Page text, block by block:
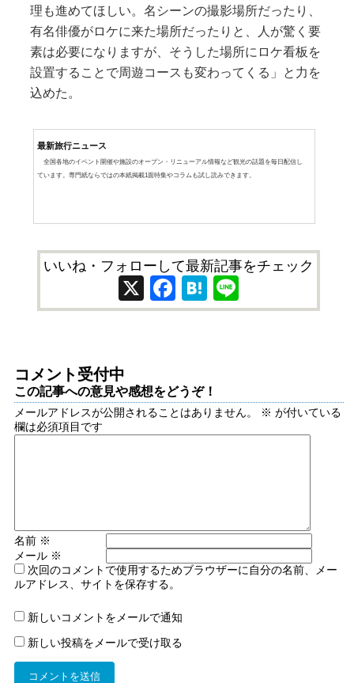
理も進めてほしい。名シーンの撮影場所だったり、
有名俳優がロケに来た場所だったりと、人が驚く要
素は必要になりますが、そうした場所にロケ看板を
設置することで周遊コースも変わってくる」と力を
込めた。
最新旅行ニュース
全国各地のイベント開催や施設のオープン・リニューアル情報など観光の話題を毎日配信し
ています。専門紙ならではの本紙掲載1面特集やコラムも試し読みできます。
いいね・フォローして最新記事をチェック
X Facebook
Hatena
コメント受付中
この記事への意見や感想をどうぞ！
メールアドレスが公開されることはありません。 ※ が付いている
欄は必須項目です
名前 ※
メール ※
次回のコメントで使用するためブラウザーに自分の名前、メー
ルアドレス、サイトを保存する。
新しいコメントをメールで通知
新しい投稿をメールで受け取る